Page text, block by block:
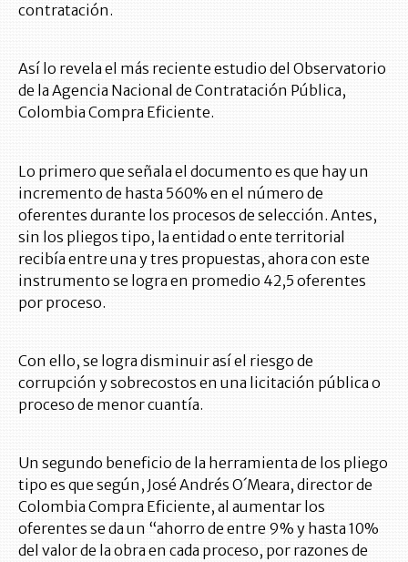
contratación.
Así lo revela el más reciente estudio del Observatorio
de la Agencia Nacional de Contratación Pública,
Colombia Compra Eficiente.
Lo primero que señala el documento es que hay un
incremento de hasta 560% en el número de
oferentes durante los procesos de selección. Antes,
sin los pliegos tipo, la entidad o ente territorial
recibía entre una y tres propuestas, ahora con este
instrumento se logra en promedio 42,5 oferentes
por proceso.
Con ello, se logra disminuir así el riesgo de
corrupción y sobrecostos en una licitación pública o
proceso de menor cuantía.
Un segundo beneficio de la herramienta de los pliego
tipo es que según, José Andrés O´Meara, director de
Colombia Compra Eficiente, al aumentar los
oferentes se da un “ahorro de entre 9% y hasta 10%
del valor de la obra en cada proceso, por razones de